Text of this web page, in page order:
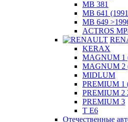
MB 381
MB 641
MB 649
ACTROS
KERAX
MAGNUM 1
MAGNUM 2
MIDLUM
PREMIUM 1
PREMIUM 2
PREMIUM 3
T E6
Отечественные